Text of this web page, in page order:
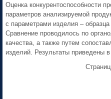
Оценка конкурентоспособности
параметров анализируемой
с параметрами изделия –
Сравнение проводилось по
качества, а также путем
изделий. Результаты приведены в